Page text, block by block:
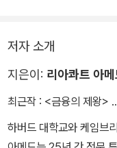
저자 소개
지은이: 리아콰트 아메
최근작 : <금융의 제왕>
하버드 대학교와 케임브